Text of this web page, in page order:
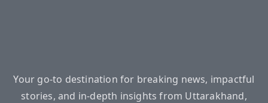
Your go-to destination for breaking news, impactful
stories, and in-depth insights from Uttarakhand,